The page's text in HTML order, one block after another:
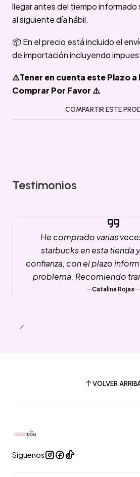
llegar antes del tiempo informado
al siguiente día hábil.
📦 En el precio está incluido el
de importación incluyendo
⚠️Tener en cuenta este Plazo a
Comprar Por Favor ⚠️
COMPARTIR ESTE
Testimonios
He comprado varias
starbucks en esta tienda
confianza, con el plazo
problema. Recomiendo
Catalina Rojas
VOLVER
Síguenos